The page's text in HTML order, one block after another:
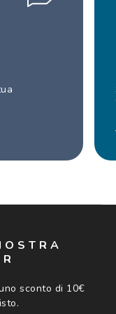
sconto di 10€